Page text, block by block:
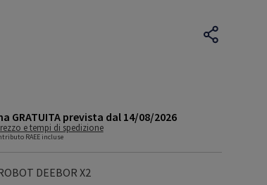
GRATUITA prevista dal 14/08/2026
e tempi di spedizione
RAEE incluse
DEEBOR X2